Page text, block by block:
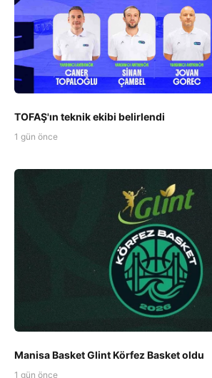
TOFAŞ'ın teknik ekibi belirlendi
1 gün önce
Manisa Basket Glint Körfez Basket oldu
1 gün önce